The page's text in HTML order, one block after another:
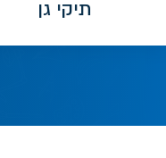
תיקי גן